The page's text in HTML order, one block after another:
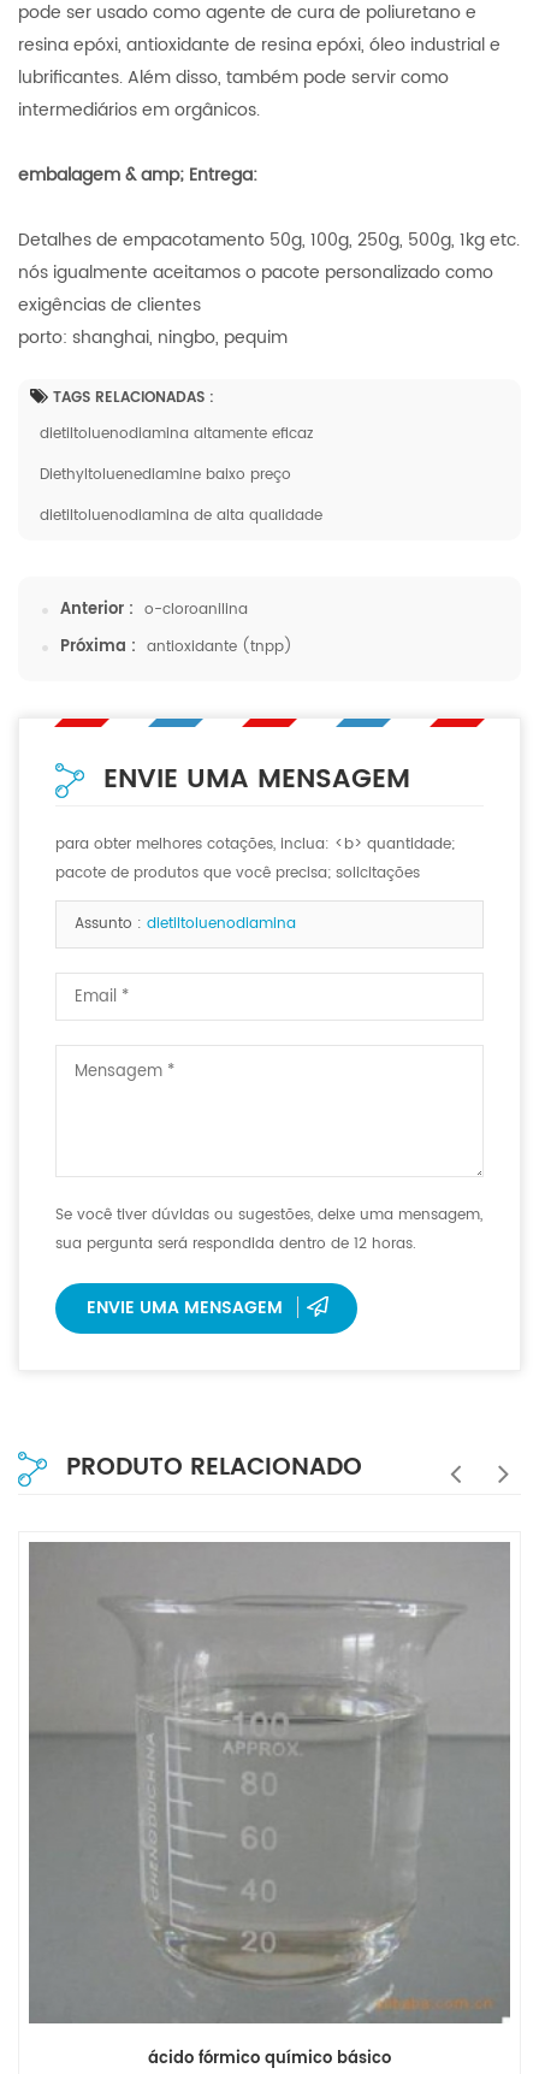
pode ser usado como agente de cura de poliuretano e
resina epóxi, antioxidante de resina epóxi, óleo industrial e
lubrificantes. Além disso, também pode servir como
intermediários em orgânicos.
embalagem & amp; Entrega:
Detalhes de empacotamento 50g, 100g, 250g, 500g, 1kg etc.
nós igualmente aceitamos o pacote personalizado como
exigências de clientes
porto: shanghai, ningbo, pequim
TAGS RELACIONADAS :
dietiltoluenodiamina altamente eficaz
Diethyltoluenediamine baixo preço
dietiltoluenodiamina de alta qualidade
Anterior : o-cloroanilina
Próxima : antioxidante (tnpp)
ENVIE UMA MENSAGEM
para obter melhores cotações, inclua: <b> quantidade;
pacote de produtos que você precisa; solicitações
especiais, se houver. <b>
Assunto : dietiltoluenodiamina
Se você tiver dúvidas ou sugestões, deixe uma mensagem,
sua pergunta será respondida dentro de 12 horas.
ENVIE UMA MENSAGEM
PRODUTO RELACIONADO
ácido fórmico químico básico